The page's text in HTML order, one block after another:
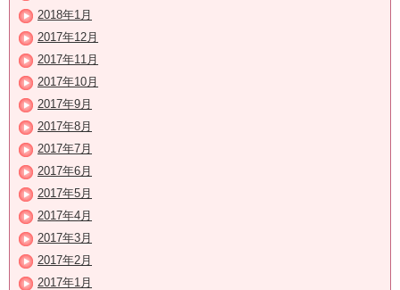
2018年1月
2017年12月
2017年11月
2017年10月
2017年9月
2017年8月
2017年7月
2017年6月
2017年5月
2017年4月
2017年3月
2017年2月
2017年1月